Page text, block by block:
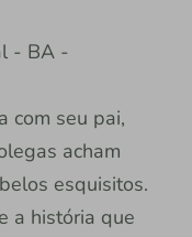
- BA -
com seu pai,
acham
esquisitos.
a história que